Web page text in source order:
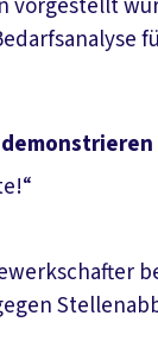
vorgestellt